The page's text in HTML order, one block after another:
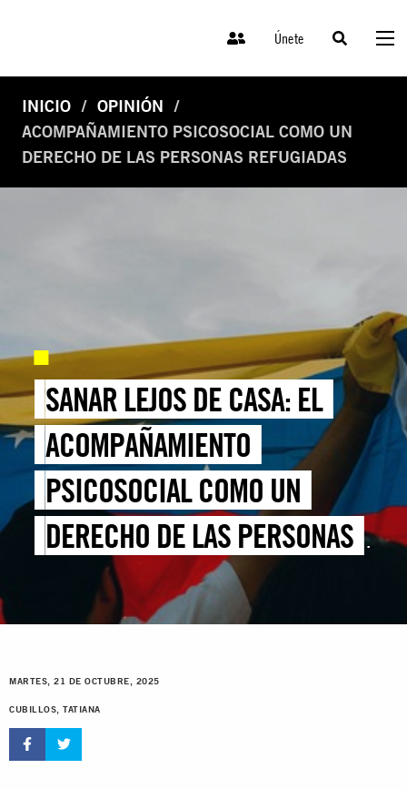
Únete
INICIO
OPINIÓN
ACOMPAÑAMIENTO PSICOSOCIAL COMO UN
DERECHO DE LAS PERSONAS REFUGIADAS
SANAR LEJOS DE CASA: EL
ACOMPAÑAMIENTO
PSICOSOCIAL COMO UN
DERECHO DE LAS PERSONAS
REFUGIADAS
MARTES, 21 DE OCTUBRE, 2025
CUBILLOS, TATIANA